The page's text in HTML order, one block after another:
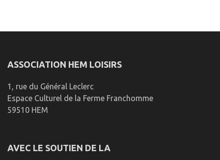
ASSOCIATION HEM LOISIRS
1, rue du Général Leclerc
Espace Culturel de la Ferme Franchomme
59510 HEM
AVEC LE SOUTIEN DE LA